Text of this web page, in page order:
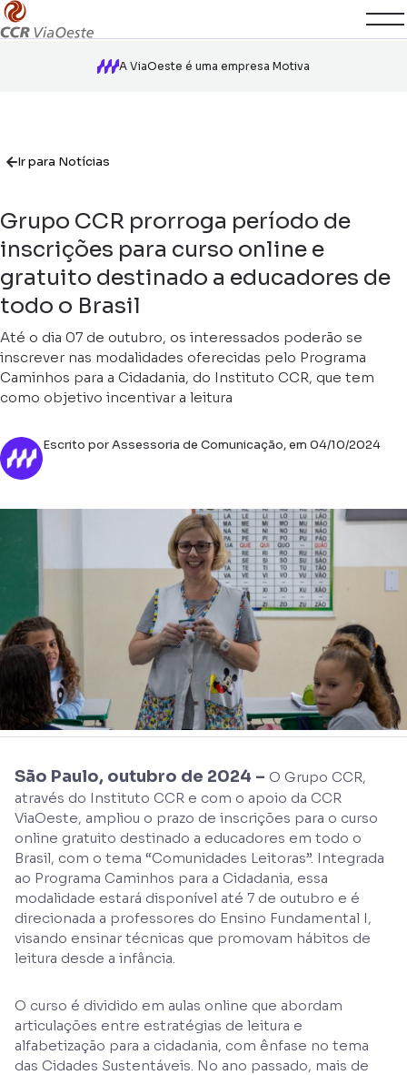
A ViaOeste é uma empresa Motiva
Ir para Notícias
Grupo CCR prorroga período de
inscrições para curso online e
gratuito destinado a educadores de
todo o Brasil
Até o dia 07 de outubro, os interessados poderão se
inscrever nas modalidades oferecidas pelo Programa
Caminhos para a Cidadania, do Instituto CCR, que tem
como objetivo incentivar a leitura
Escrito por Assessoria de Comunicação, em 04/10/2024
São Paulo, outubro de 2024 – O Grupo CCR,
através do Instituto CCR e com o apoio da CCR
ViaOeste, ampliou o prazo de inscrições para o curso
online gratuito destinado a educadores em todo o
Brasil, com o tema “Comunidades Leitoras”. Integrada
ao Programa Caminhos para a Cidadania, essa
modalidade estará disponível até 7 de outubro e é
direcionada a professores do Ensino Fundamental I,
visando ensinar técnicas que promovam hábitos de
leitura desde a infância.
O curso é dividido em aulas online que abordam
articulações entre estratégias de leitura e
alfabetização para a cidadania, com ênfase no tema
das Cidades Sustentáveis. No ano passado, mais de